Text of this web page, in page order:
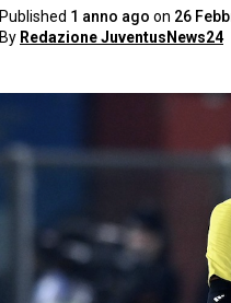
Published 1 anno ago on 26
By Redazione JuventusNews24